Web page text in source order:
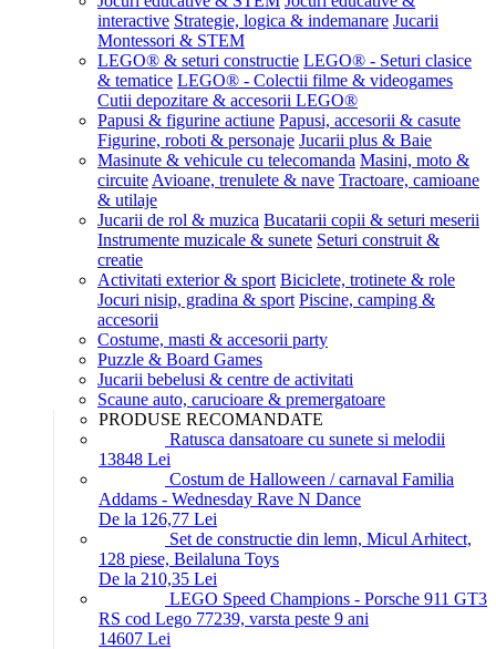
interactive Strategie, logica & indemanare Jucarii
Montessori & STEM
LEGO® & seturi constructie LEGO® - Seturi clasice
& tematice LEGO® - Colectii filme & videogames
Cutii depozitare & accesorii LEGO®
Papusi & figurine actiune Papusi, accesorii & casute
Figurine, roboti & personaje Jucarii plus & Baie
Masinute & vehicule cu telecomanda Masini, moto &
circuite Avioane, trenulete & nave Tractoare, camioane
& utilaje
Jucarii de rol & muzica Bucatarii copii & seturi meserii
Instrumente muzicale & sunete Seturi construit &
creatie
Activitati exterior & sport Biciclete, trotinete & role
Jocuri nisip, gradina & sport Piscine, camping &
accesorii
Costume, masti & accesorii party
Puzzle & Board Games
Jucarii bebelusi & centre de activitati
Scaune auto, carucioare & premergatoare
PRODUSE RECOMANDATE
Ratusca dansatoare cu sunete si melodii
13848 Lei
Costum de Halloween / carnaval Familia
Addams - Wednesday Rave N Dance
De la 126,77 Lei
Set de constructie din lemn, Micul Arhitect,
128 piese, Beilaluna Toys
De la 210,35 Lei
LEGO Speed Champions - Porsche 911 GT3
RS cod Lego 77239, varsta peste 9 ani
14607 Lei